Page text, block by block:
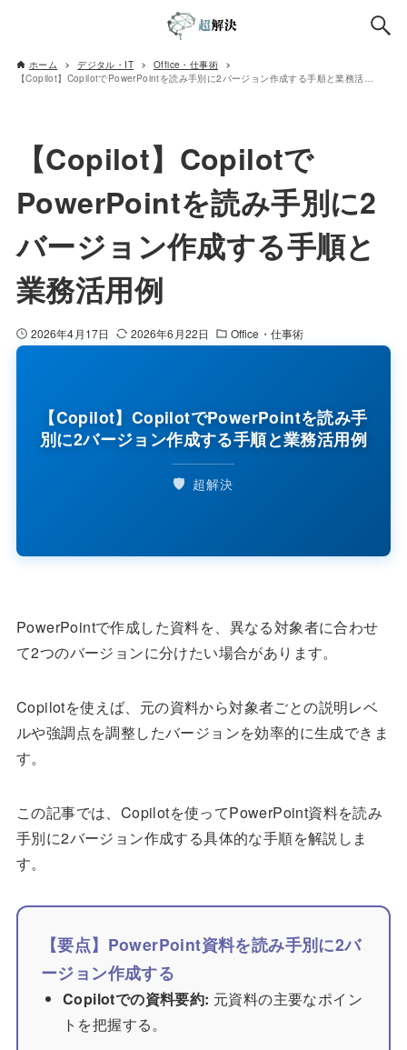
ホーム デジタル・IT
Office・仕事術
【Copilot】CopilotでPowerPointを読み手別に2バージョン作成する手順と業務活用例
【Copilot】Copilotで
PowerPointを読み手別に2
バージョン作成する手順と
業務活用例
2026年4月17日 2026年6月22日 Office・仕事術
【Copilot】CopilotでPowerPointを読み手
別に2バージョン作成する手順と業務活用例
🛡️ 超解決
PowerPointで作成した資料を、異なる対象者に合わせ
て2つのバージョンに分けたい場合があります。
Copilotを使えば、元の資料から対象者ごとの説明レベ
ルや強調点を調整したバージョンを効率的に生成できま
す。
この記事では、Copilotを使ってPowerPoint資料を読み
手別に2バージョン作成する具体的な手順を解説しま
す。
【要点】PowerPoint資料を読み手別に2バ
ージョン作成する
Copilotでの資料要約: 元資料の主要なポイン
トを把握する。